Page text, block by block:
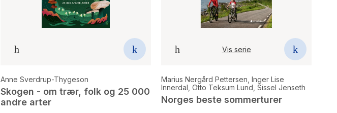
Anne Sverdrup-Thygeson
Skogen - om trær, folk og 25 000
andre arter
Vis serie
Marius Nergård Pettersen, Inger Lise
Innerdal , Otto Teksum Lund, Sissel Jenseth
Norges beste sommerturer